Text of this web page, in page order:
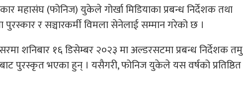
महासंघ (फोनिज) युकेले गोर्खा मिडियाका प्रबन्ध निर्देशक तथा
पुरस्कार र सञ्चारकर्मी विमला सेनेलाई सम्मान गरेको छ ।
शनिबार १६ डिसेम्बर २०२३ मा अल्डरसटमा प्रबन्ध निर्देशक तमु
पुरस्कृत भएका हुन् । यसैगरी, फोनिज युकेले यस वर्षको प्रतिष्ठित